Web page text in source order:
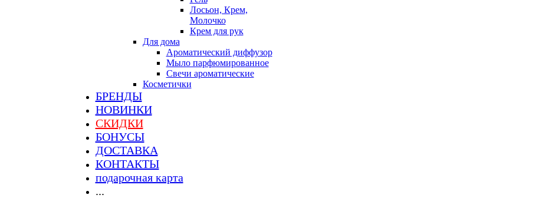
Лосьон, Крем,
Молочко
Крем для рук
Для дома
Ароматический диффузор
Мыло парфюмированное
Свечи ароматические
Косметички
БРЕНДЫ
НОВИНКИ
СКИДКИ
БОНУСЫ
ДОСТАВКА
КОНТАКТЫ
подарочная карта
...